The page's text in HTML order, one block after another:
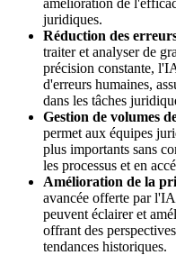
juridiques.
Réduction des
traiter et analyser de
précision constante,
d'erreurs humaines,
dans les tâches
Gestion de volumes
permet aux équipes
plus importants sans
les processus et en
Amélioration de la
avancée offerte par
peuvent éclairer et
offrant des
tendances historiques.